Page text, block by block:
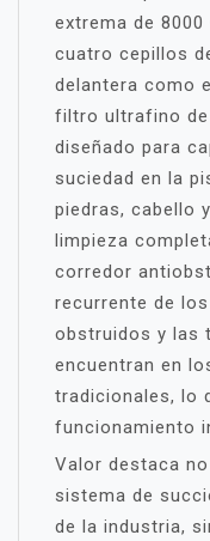
extrema de 8000
cuatro cepillos
delantera como
filtro ultrafino de
diseñado para
suciedad en la
piedras, cabello
limpieza
corredor
recurrente de
obstruidos y las
encuentran en
tradicionales, lo
funcionamiento
Valor destaca
sistema de
de la industria,